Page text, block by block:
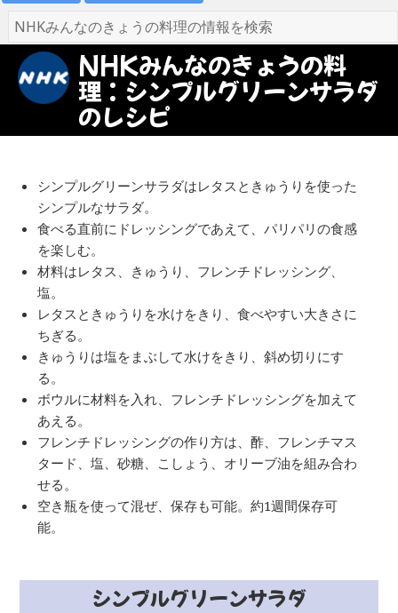
NHKみんなのきょうの料
理：シンプルグリーンサラダ
のレシピ
シンプルグリーンサラダはレタスときゅうりを使った
シンプルなサラダ。
食べる直前にドレッシングであえて、パリパリの食感
を楽しむ。
材料はレタス、きゅうり、フレンチドレッシング、
塩。
レタスときゅうりを水けをきり、食べやすい大きさに
ちぎる。
きゅうりは塩をまぶして水けをきり、斜め切りにす
る。
ボウルに材料を入れ、フレンチドレッシングを加えて
あえる。
フレンチドレッシングの作り方は、酢、フレンチマス
タード、塩、砂糖、こしょう、オリーブ油を組み合わ
せる。
空き瓶を使って混ぜ、保存も可能。約1週間保存可
能。
シンプルグリーンサラダ